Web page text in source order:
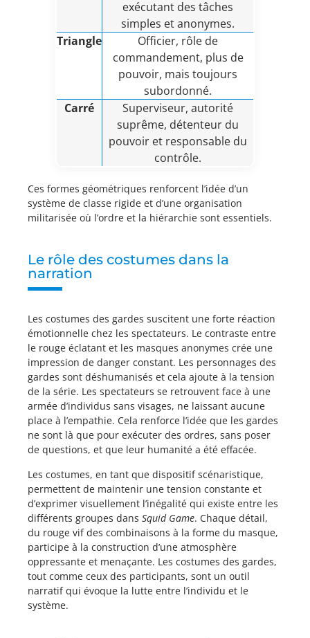
exécutant des tâches
simples et anonymes.
Triangle
Officier, rôle de
commandement, plus de
pouvoir, mais toujours
subordonné.
Carré
Superviseur, autorité
suprême, détenteur du
pouvoir et responsable du
contrôle.
Ces formes géométriques renforcent l’idée d’un
système de classe rigide et d’une organisation
militarisée où l’ordre et la hiérarchie sont essentiels.
Le rôle des costumes dans la
narration
Les costumes des gardes suscitent une forte réaction
émotionnelle chez les spectateurs. Le contraste entre
le rouge éclatant et les masques anonymes crée une
impression de danger constant. Les personnages des
gardes sont déshumanisés et cela ajoute à la tension
de la série. Les spectateurs se retrouvent face à une
armée d’individus sans visages, ne laissant aucune
place à l’empathie. Cela renforce l’idée que les gardes
ne sont là que pour exécuter des ordres, sans poser
de questions, et que leur humanité a été effacée.
Les costumes, en tant que dispositif scénaristique,
permettent de maintenir une tension constante et
d’exprimer visuellement l’inégalité qui existe entre les
différents groupes dans Squid Game. Chaque détail,
du rouge vif des combinaisons à la forme du masque,
participe à la construction d’une atmosphère
oppressante et menaçante. Les costumes des gardes,
tout comme ceux des participants, sont un outil
narratif qui évoque la lutte entre l’individu et le
système.